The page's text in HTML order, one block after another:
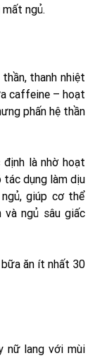
ngủ.
thanh nhiệt
caffeine – hoạt
phấn hệ thần
là nhờ hoạt
dụng làm dịu
giúp cơ thể
và ngủ sâu giấc
ăn ít nhất 30
nữ lang với mùi